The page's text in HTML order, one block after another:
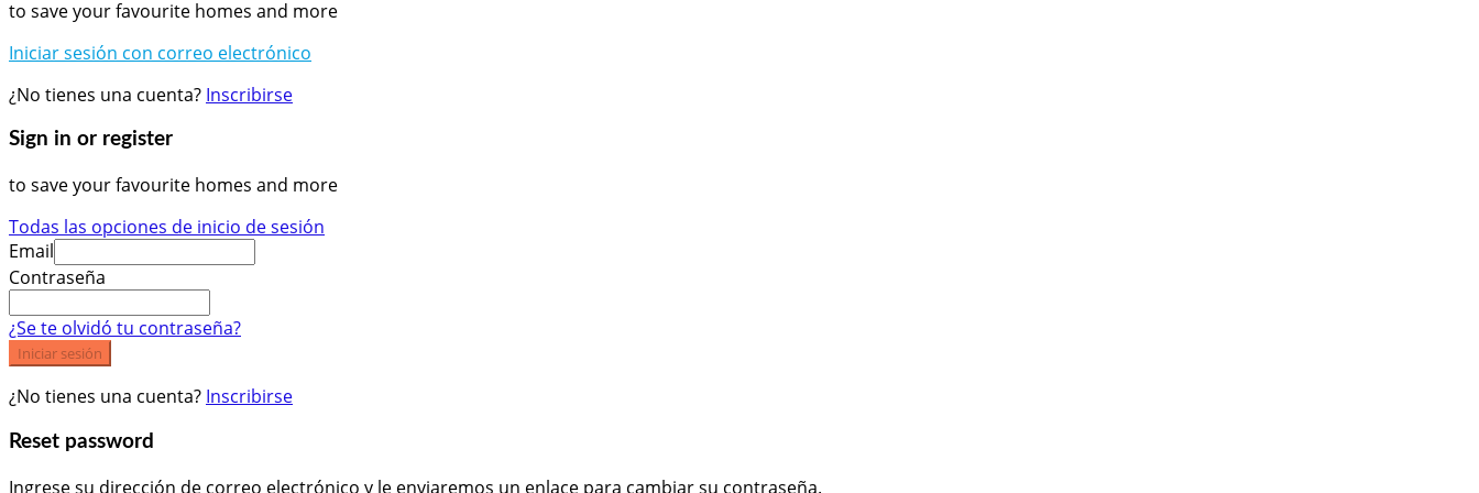
to save your favourite homes and more
Iniciar sesión con correo electrónico
¿No tienes una cuenta? Inscribirse
Sign in or register
to save your favourite homes and more
Todas las opciones de inicio de sesión
Email
Contraseña
¿Se te olvidó tu contraseña?
Iniciar sesión
¿No tienes una cuenta? Inscribirse
Reset password
Ingrese su dirección de correo electrónico y le enviaremos un enlace para cambiar su contraseña.